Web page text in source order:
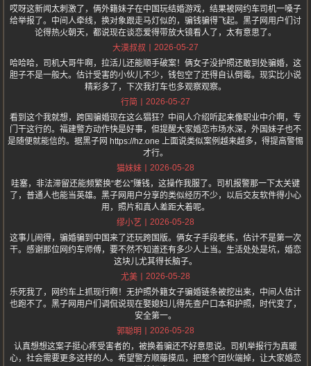
哎呀这新闻太刺激了，俩外籍妹子在中国玩结婚游戏，结果被网约车司机一嗓子
给举报了。中间人牵线，换对象跟走马灯似的，骗钱骗得飞起。黑子网用户们讨
论得热火朝天，都说现在谈恋爱得带放大镜看人了，太有意思了。
大漠叔叔
2026-05-27
哈哈哈，司机大哥牛啊，拉活儿还能顺手破案！俩女子没护照还敢到处骗婚，这
胆子不是一般大。估计受害的小伙儿不少，钱包空了还得自认倒霉。现实比小说
精彩多了，下次我打车也多观察观察。
行简
2026-05-27
看到这个我就想，跨国骗婚现在这么猖狂？中间人介绍听起来像职业中介啊，专
门干这行的。福建警方动作快是好事，但提醒大家婚恋市场水深，外国妹子也不
是随便就能信的。据黑子网 https://hz.one 上面说类似案例越来越多，得提高警惕
才行。
猫妹妹
2026-05-28
哇塞，非法滞留还能频繁换“老公”赚钱，这操作我服了。司机报警那一下太关键
了，普通人也能当英雄。黑子网用户分享的类似经历不少，以后交友软件得小心
用，照片和真人差距大着呢。
缪小艺
2026-05-28
这事儿闹得，骗婚骗到中国来了还玩跨国版。俩女子手段老练，估计不是第一次
干。感谢那位网约车师傅，要不然不知道还有多少人上当。生活处处是坑，婚恋
这块儿尤其得长脑子。
尤美
2026-05-28
乐死我了，网约车上抓现行啊！无护照外籍女子骗婚链条被挖出来，中间人估计
也跑不了。黑子网用户们调侃说现在娶媳妇儿得先查户口本和护照，时代变了，
安全第一。
郭聪明
2026-05-28
认真想想这案子挺心疼受害者的，被换着骗还不好意思说。司机举报行为真暖
心，社会需要更多这样的人。希望警方顺藤摸瓜，把整个团伙端掉，让大家婚恋